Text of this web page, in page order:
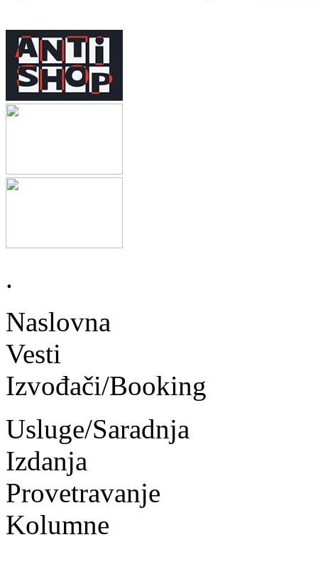
.
Naslovna
Vesti
Izvođači/Booking
Usluge/Saradnja
Izdanja
Provetravanje
Kolumne